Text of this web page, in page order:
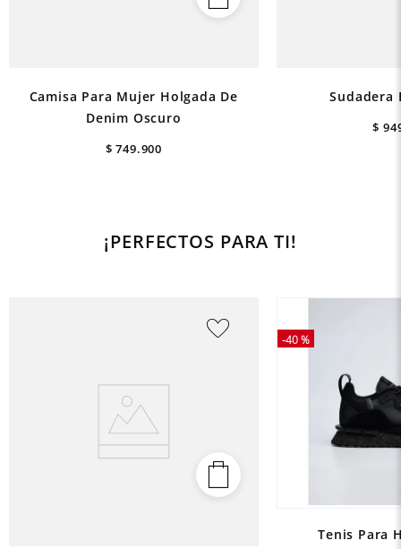
Camisa Para Mujer Holgada De
Denim Oscuro
$ 749.900
Sudadera
$
¡PERFECTOS PARA TI!
-40 %
Tenis Para